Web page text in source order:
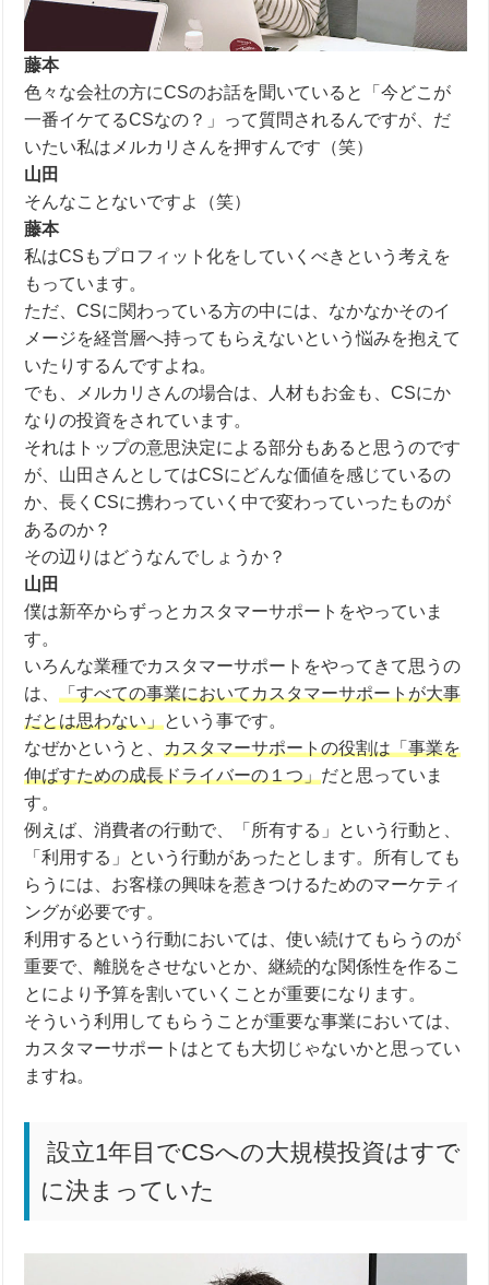
藤本
色々な会社の方にCSのお話を聞いていると「今どこが
一番イケてるCSなの？」って質問されるんですが、だ
いたい私はメルカリさんを押すんです（笑）
山田
そんなことないですよ（笑）
藤本
私はCS もプロフィット化をしていくべきという考えを
もっています。
ただ、CSに関わっている方の中には、なかなかそのイ
メージを経営層へ持ってもらえないという悩みを抱えて
いたりするんですよね。
でも、メルカリさんの場合は、人材もお金も、CSにか
なりの投資をされています。
それはトップの意思決定による部分もあると思うのです
が、山田さんとしてはCSにどんな価値を感じているの
か、長く CSに携わっていく中で変わっていったものが
あるのか？
その辺りはどうなんでしょうか？
山田
僕は新卒からずっとカスタマーサポートをやっていま
す。
いろんな業種でカスタマーサポートをやってきて思うの
は、 「すべての事業においてカスタマーサポートが大事
だとは思わない」という事です。
なぜかというと、 カスタマーサポートの役割は「事業を
伸ばすための成長ドライバーの１つ」だと思っていま
す。
例えば、消費者の行動で、「所有する」という行動と、
「利用する」という行動があったとします。所有しても
らうには、お客様の興味を惹きつけるためのマーケティ
ングが必要です。
利用するという行動においては、使い続けてもらうのが
重要で、離脱をさせないとか、継続的な関係性を作るこ
とにより予算を割いていくことが重要になります。
そういう利用してもらうことが重要な事業においては、
カスタマーサポートはとても大切じゃないかと思ってい
ますね。
設立1年目でCSへの大規模投資はすで
に決まっていた